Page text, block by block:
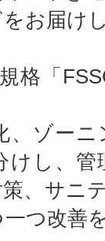
お届け
格「
、ゾー
けし、
、サニ
つ改善